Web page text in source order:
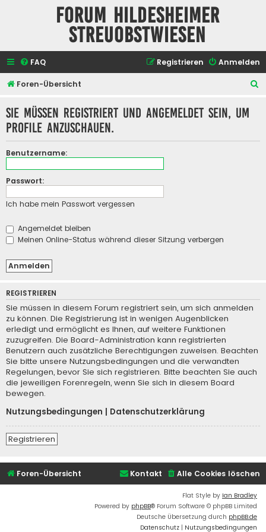
Forum Hildesheimer
Streuobstwiesen
FAQ Anmelden
Registrieren
Foren-Übersicht
Sie müssen registriert und angemeldet sein, um
Profile anzuschauen.
Benutzername:
Passwort:
Ich habe mein Passwort vergessen
Angemeldet bleiben
Meinen Online-Status während dieser Sitzung verbergen
REGISTRIEREN
Sie müssen in diesem Forum registriert sein, um sich anmelden
zu können. Die Registrierung ist in wenigen Augenblicken
erledigt und ermöglicht es Ihnen, auf weitere Funktionen
zuzugreifen. Die Board-Administration kann registrierten
Benutzern auch zusätzliche Berechtigungen zuweisen. Beachten
Sie bitte unsere Nutzungsbedingungen und die verwandten
Regelungen, bevor Sie sich registrieren. Bitte beachten Sie auch
die jeweiligen Forenregeln, wenn Sie sich in diesem Board
bewegen.
Nutzungsbedingungen
Datenschutzerklärung
Registrieren
Foren-Übersicht Alle Cookies löschen
Kontakt
Flat Style by Ian Bradley
Powered by phpBB® Forum Software © phpBB Limited
Deutsche Übersetzung durch phpBB.de
Datenschutz | Nutzungsbedingungen